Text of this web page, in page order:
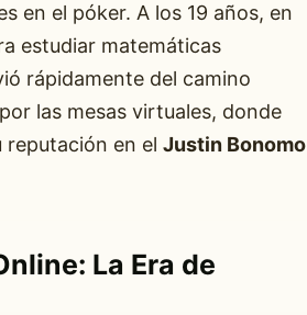
en el póker. A los 19 años, en
estudiar matemáticas
rápidamente del camino
las mesas virtuales, donde
en el Justin Bonomo
La Era de